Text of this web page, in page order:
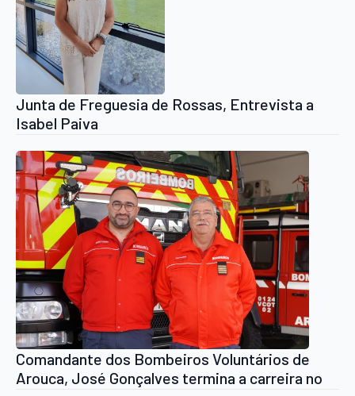
Junta de Freguesia de Rossas, Entrevista a
Isabel Paiva
Comandante dos Bombeiros Voluntários de
Arouca, José Gonçalves termina a carreira no